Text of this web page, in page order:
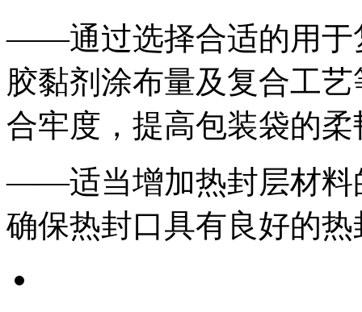
——通过选择合适的用于
胶黏剂涂布量及复合工
合牢度，提高包装袋的柔
——适当增加热封层材料
确保热封口具有良好的